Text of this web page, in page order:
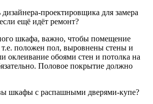
проектировщика для замера
ещё идёт ремонт?
шкафа, важно, чтобы помещение
положен пол, выровнены стены и
оклеивание обоями стен и потолка на
Половое покрытие должно
шкафы с распашными дверями-купе?